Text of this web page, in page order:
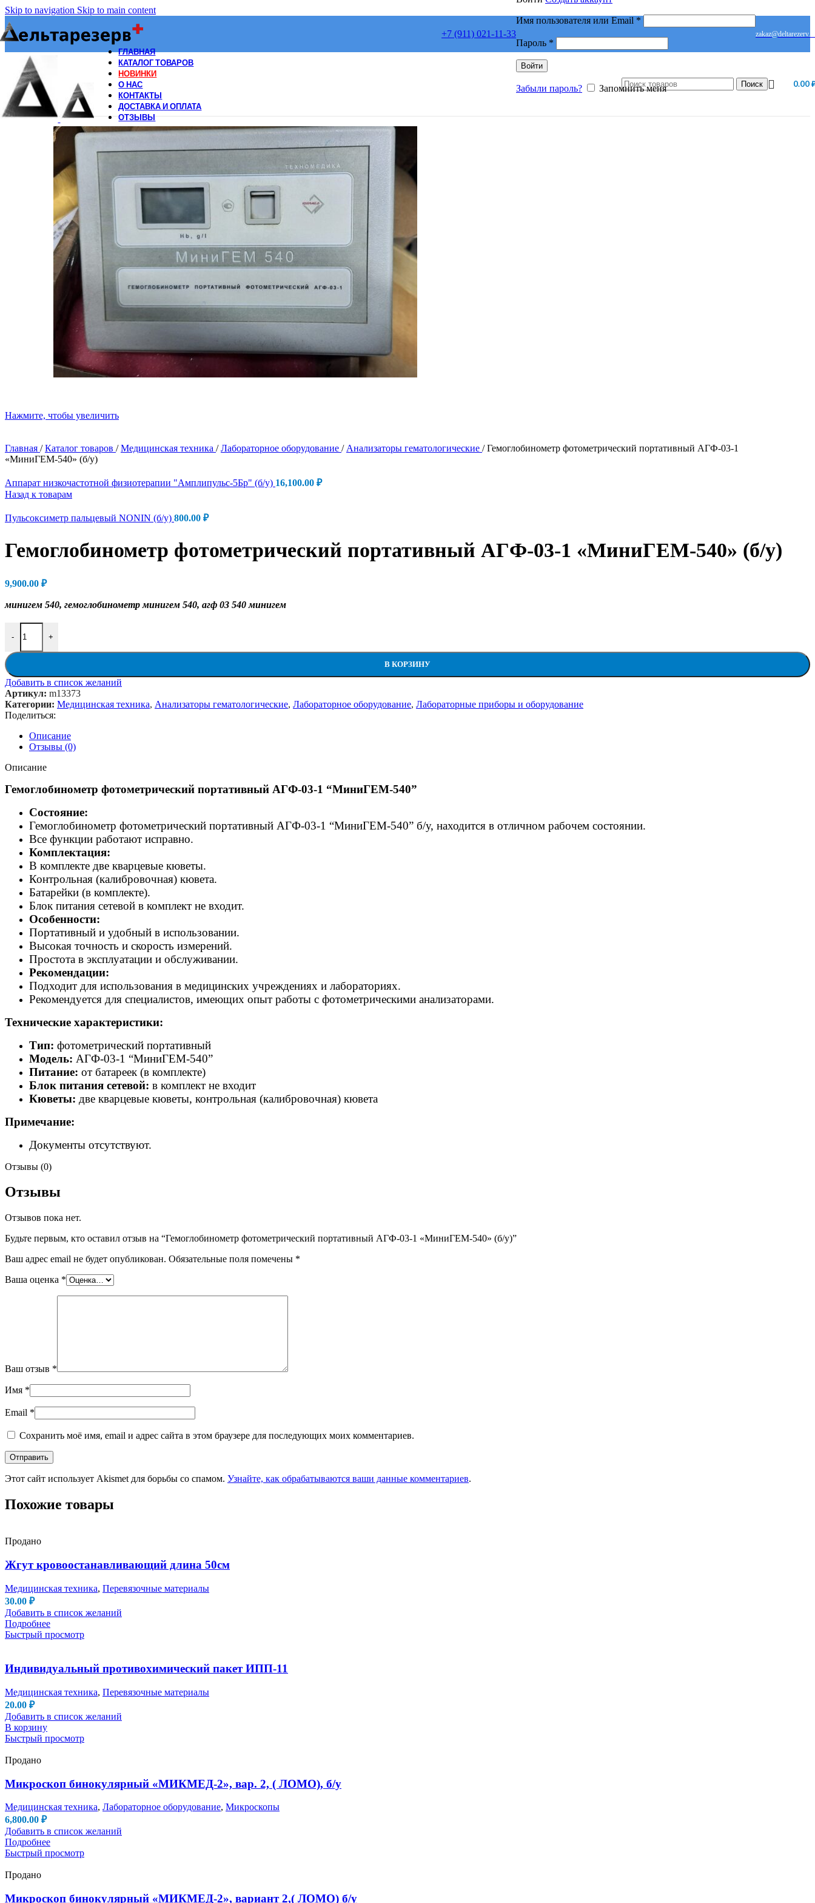
Skip to navigation Skip to main content
+7 (911) 021-11-33
Имя пользователя или Email *Обязательно
Пароль *
Войти
Забыли пароль? Запомнить меня
ГЛАВНАЯ
КАТАЛОГ ТОВАРОВ
НОВИНКИ
О НАС
КОНТАКТЫ
ДОСТАВКА И ОПЛАТА
ОТЗЫВЫ
Поиск 0.00
Нажмите, чтобы увеличить
Главная / Каталог товаров / Медицинская техника / Лабораторное оборудование / Анализаторы гематологические / Гемоглобинометр фотометрический портативный АГФ-03-1
«МиниГЕМ-540» (б/у)
Аппарат низкочастотной физиотерапии "Амплипульс-5Бр" (б/у) 16,100.00 ₽
Назад к товарам
Пульсоксиметр пальцевый NONIN (б/у) 800.00 ₽
Гемоглобинометр фотометрический портативный АГФ-03-1 «МиниГЕМ-540» (б/у)
9,900.00 ₽
минигем 540, гемоглобинометр минигем 540, агф 03 540 минигем
-
Количество товара Гемоглобинометр фотометрический портативный АГФ-03-1 "МиниГЕМ-540" (б/у)
+
В КОРЗИНУ
Добавить в список желаний
Артикул: m13373
Категории: Медицинская техника, Анализаторы гематологические, Лабораторное оборудование, Лабораторные приборы и оборудование
Поделиться:
Описание
Отзывы (0)
Описание
Гемоглобинометр фотометрический портативный АГФ-03-1 “МиниГЕМ-540”
Состояние:
Гемоглобинометр фотометрический портативный АГФ-03-1 “МиниГЕМ-540” б/у, находится в отличном рабочем состоянии.
Все функции работают исправно.
Комплектация:
В комплекте две кварцевые кюветы.
Контрольная (калибровочная) кювета.
Батарейки (в комплекте).
Блок питания сетевой в комплект не входит.
Особенности:
Портативный и удобный в использовании.
Высокая точность и скорость измерений.
Простота в эксплуатации и обслуживании.
Рекомендации:
Подходит для использования в медицинских учреждениях и лабораториях.
Рекомендуется для специалистов, имеющих опыт работы с фотометрическими анализаторами.
Технические характеристики:
Тип: фотометрический портативный
Модель: АГФ-03-1 “МиниГЕМ-540”
Питание: от батареек (в комплекте)
Блок питания сетевой: в комплект не входит
Кюветы: две кварцевые кюветы, контрольная (калибровочная) кювета
Примечание:
Документы отсутствуют.
Отзывы (0)
Отзывы
Отзывов пока нет.
Будьте первым, кто оставил отзыв на “Гемоглобинометр фотометрический портативный АГФ-03-1 «МиниГЕМ-540» (б/у)”
Ваш адрес email не будет опубликован. Обязательные поля помечены *
Ваша оценка *
Ваш отзыв *
Имя *
Email *
Сохранить моё имя, email и адрес сайта в этом браузере для последующих моих комментариев.
Этот сайт использует Akismet для борьбы со спамом. Узнайте, как обрабатываются ваши данные комментариев.
Похожие товары
Продано
Жгут кровоостанавливающий длина 50см
Медицинская техника, Перевязочные материалы
30.00 ₽
Добавить в список желаний
Подробнее
Быстрый просмотр
Индивидуальный противохимический пакет ИПП-11
Медицинская техника, Перевязочные материалы
20.00 ₽
Добавить в список желаний
В корзину
Быстрый просмотр
Продано
Микроскоп бинокулярный «МИКМЕД-2», вар. 2, ( ЛОМО), б/у
Медицинская техника, Лабораторное оборудование, Микроскопы
6,800.00 ₽
Добавить в список желаний
Подробнее
Быстрый просмотр
Продано
Микроскоп бинокулярный «МИКМЕД-2», вариант 2,( ЛОМО) б/у